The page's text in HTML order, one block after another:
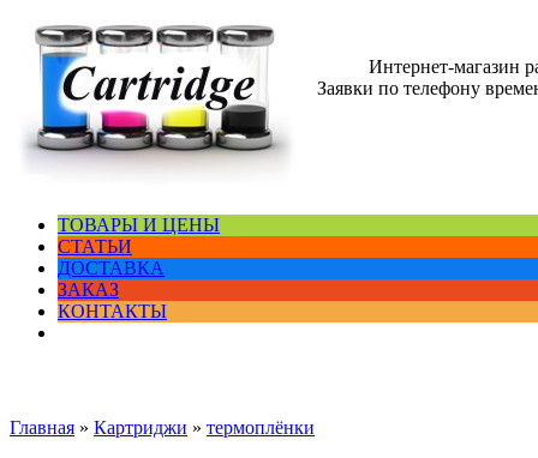
Интернет-магазин
Заявки по телефону
ТОВАРЫ И ЦЕНЫ
СТАТЬИ
ДОСТАВКА
ЗАКАЗ
КОНТАКТЫ
Главная » Картриджи » термоплёнки